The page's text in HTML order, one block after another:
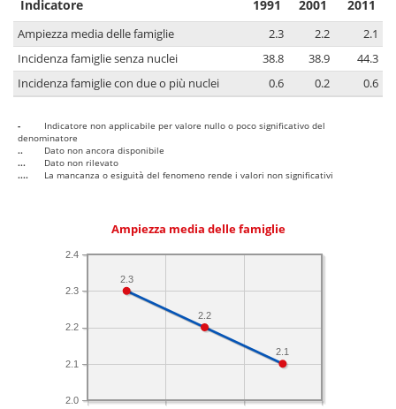
Indicatore 1991 2001 2011
Ampiezza media delle famiglie 2.3 2.2
2.1
Incidenza famiglie senza nuclei
38.8 38.9
44.3
Incidenza famiglie con due o più nuclei
0.6 0.2 0.6
-
Indicatore non applicabile per valore nullo o poco significativo del
denominatore
..
Dato non ancora disponibile
...
Dato non rilevato
....
La mancanza o esiguità del fenomeno rende i valori non significativi
Ampiezza media delle famiglie
2.0
2.1
2.2
2.3
2.4
2.1
2.2
2.3